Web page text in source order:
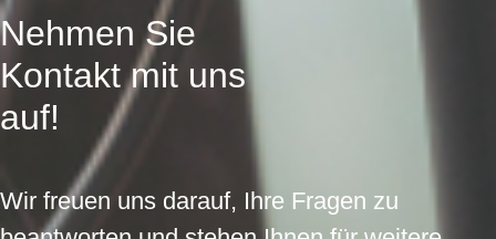
Nehmen Sie
Kontakt mit uns
auf!
Wir freuen uns darauf, Ihre Fragen zu